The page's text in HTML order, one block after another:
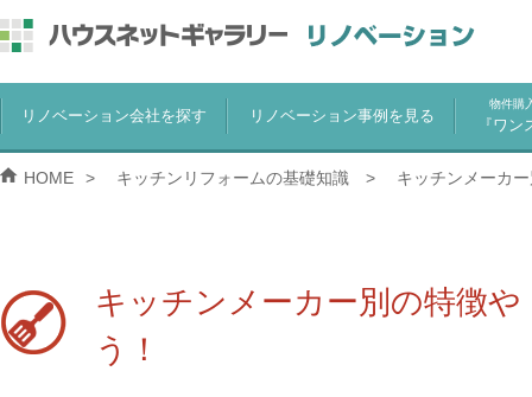
リノベーション会社を探す リノベーション事例を見る
物件購
『ワ
HOME キッチンリフォームの基礎知識 キッチンメーカ
キッチンメーカー別の特徴
う！